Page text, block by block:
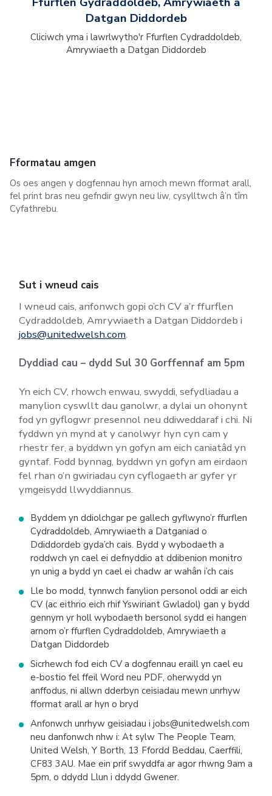
Datgan Diddordeb
Cliciwch yma i lawrlwytho'r Ffurflen Cydraddoldeb,
Amrywiaeth a Datgan Diddordeb
Fformatau amgen
Os oes angen y dogfennau hyn arnoch mewn fformat arall,
fel print bras neu gefndir gwyn neu liw, cysylltwch â’n tîm
Cyfathrebu.
Sut i wneud cais
I wneud cais, anfonwch gopi o’ch CV a’r ffurflen
Cydraddoldeb, Amrywiaeth a Datgan Diddordeb i
jobs@unitedwelsh.com.
Dyddiad cau – dydd Sul 30 Gorffennaf am 5pm
Yn eich CV, rhowch enwau, swyddi, sefydliadau a
manylion cyswllt dau ganolwr, a dylai un ohonynt
fod yn gyflogwr presennol neu ddiweddaraf i chi. Ni
fyddwn yn mynd at y canolwyr hyn cyn cam y
rhestr fer, a byddwn yn gofyn am eich caniatâd yn
gyntaf. Fodd bynnag, byddwn yn gofyn am eirdaon
fel rhan o’n gwiriadau cyn cyflogaeth ar gyfer yr
ymgeisydd llwyddiannus.
Byddem yn ddiolchgar pe gallech gyflwyno’r ffurflen
Cydraddoldeb, Amrywiaeth a Datganiad o
Ddiddordeb gyda’ch cais. Bydd y wybodaeth a
roddwch yn cael ei defnyddio at ddibenion monitro
yn unig a bydd yn cael ei chadw ar wahân i’ch cais
Lle bo modd, tynnwch fanylion personol oddi ar eich
CV (ac eithrio eich rhif Yswiriant Gwladol) gan y bydd
gennym yr holl wybodaeth bersonol sydd ei hangen
arnom o’r ffurflen Cydraddoldeb, Amrywiaeth a
Datgan Diddordeb
Sicrhewch fod eich CV a dogfennau eraill yn cael eu
e-bostio fel ffeil Word neu PDF, oherwydd yn
anffodus, ni allwn dderbyn ceisiadau mewn unrhyw
fformat arall ar hyn o bryd
Anfonwch unrhyw geisiadau i jobs@unitedwelsh.com
neu danfonwch nhw i: At sylw The People Team,
United Welsh, Y Borth, 13 Ffordd Beddau, Caerffili,
CF83 3AU. Mae ein prif swyddfa ar agor rhwng 9am a
5pm, o ddydd Llun i ddydd Gwener.